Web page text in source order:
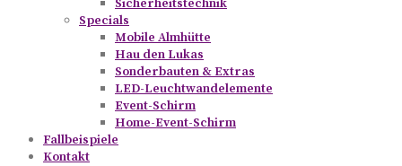
Sicherheitstechnik
Specials
Mobile Almhütte
Hau den Lukas
Sonderbauten & Extras
LED-Leuchtwandelemente
Event-Schirm
Home-Event-Schirm
Fallbeispiele
Kontakt